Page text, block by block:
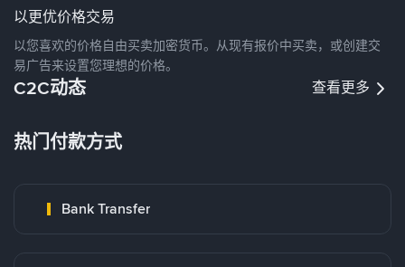
以更优价格交易
以您喜欢的价格自由买卖加密货币。从现有报价中买卖，或创建交
易广告来设置您理想的价格。
C2C动态 查看更多
热门付款方式
Bank Transfer